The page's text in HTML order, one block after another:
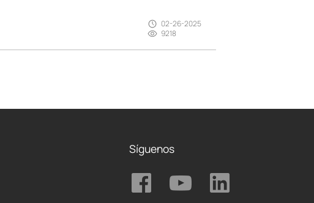
02-26-2025
9218
Síguenos